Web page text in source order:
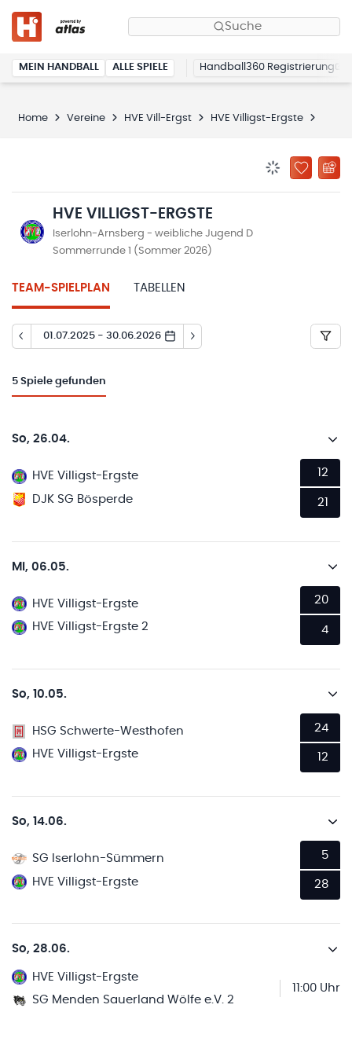
Suche
MEIN HANDBALL ALLE SPIELE Handball360 Registrierung
Home Vereine HVE Vill-Ergst HVE Villigst-Ergste
ZU
HVE VILLIGST-ERGSTE
Iserlohn-Arnsberg - weibliche Jugend D
Sommerrunde 1 (Sommer 2026)
TEAM-SPIELPLAN TABELLEN
01.07.2025 - 30.06.2026
5 Spiele gefunden
So, 26.04.
HVE Villigst-Ergste
DJK SG Bösperde
12
21
Mi, 06.05.
HVE Villigst-Ergste
HVE Villigst-Ergste 2
20
4
So, 10.05.
HSG Schwerte-Westhofen
HVE Villigst-Ergste
24
12
So, 14.06.
SG Iserlohn-Sümmern
HVE Villigst-Ergste
5
28
So, 28.06.
HVE Villigst-Ergste
SG Menden Sauerland Wölfe e.V. 2
11:00 Uhr